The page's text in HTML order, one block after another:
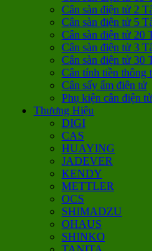
Cân sàn điện tử 2
Cân sàn điện tử 5
Cân sàn điện tử 20
Cân sàn điện tử 3
Cân sàn điện tử 30
Cân tính tiền thông
Cân sấy ẩm điện tử
Phụ kiện cân điện tử
Thương Hiệu
DIGI
CAS
HUAYING
JADEVER
KENDY
METTLER
OCS
SHIMADZU
OHAUS
SHINKO